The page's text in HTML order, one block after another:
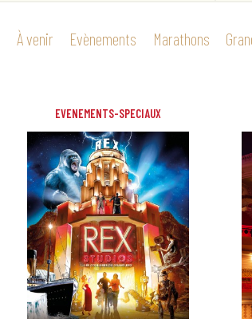
À venir Evènements Marathons
EVENEMENTS-SPECIAUX